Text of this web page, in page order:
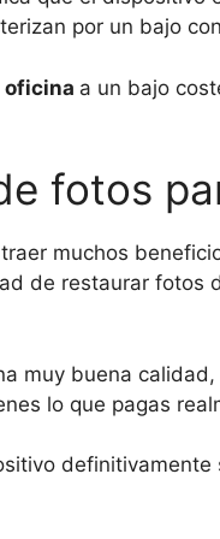
por un bajo
oficina a un bajo
fotos
muchos
de restaurar fotos
muy buena
lo que pagas
definitivamente